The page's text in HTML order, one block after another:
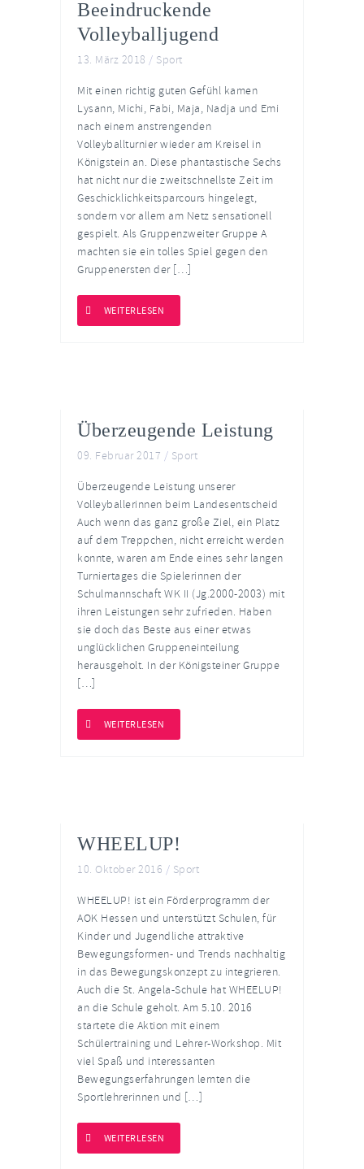
Beeindruckende
Volleyballjugend
13. März 2018 / Sport
Mit einen richtig guten Gefühl kamen
Lysann, Michi, Fabi, Maja, Nadja und Emi
nach einem anstrengenden
Volleyballturnier wieder am Kreisel in
Königstein an. Diese phantastische Sechs
hat nicht nur die zweitschnellste Zeit im
Geschicklichkeitsparcours hingelegt,
sondern vor allem am Netz sensationell
gespielt. Als Gruppenzweiter Gruppe A
machten sie ein tolles Spiel gegen den
Gruppenersten der […]
WEITERLESEN
Überzeugende Leistung
09. Februar 2017 / Sport
Überzeugende Leistung unserer
Volleyballerinnen beim Landesentscheid
Auch wenn das ganz große Ziel, ein Platz
auf dem Treppchen, nicht erreicht werden
konnte, waren am Ende eines sehr langen
Turniertages die Spielerinnen der
Schulmannschaft WK II (Jg.2000-2003) mit
ihren Leistungen sehr zufrieden. Haben
sie doch das Beste aus einer etwas
unglücklichen Gruppeneinteilung
herausgeholt. In der Königsteiner Gruppe
[…]
WEITERLESEN
WHEELUP!
10. Oktober 2016 / Sport
WHEELUP! ist ein Förderprogramm der
AOK Hessen und unterstützt Schulen, für
Kinder und Jugendliche attraktive
Bewegungsformen- und Trends nachhaltig
in das Bewegungskonzept zu integrieren.
Auch die St. Angela-Schule hat WHEELUP!
an die Schule geholt. Am 5.10. 2016
startete die Aktion mit einem
Schülertraining und Lehrer-Workshop. Mit
viel Spaß und interessanten
Bewegungserfahrungen lernten die
Sportlehrerinnen und […]
WEITERLESEN